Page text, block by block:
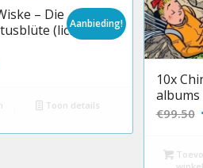
– Die
(licht
is:
Aanbieding!
Toon details
10x
albums
€99.50